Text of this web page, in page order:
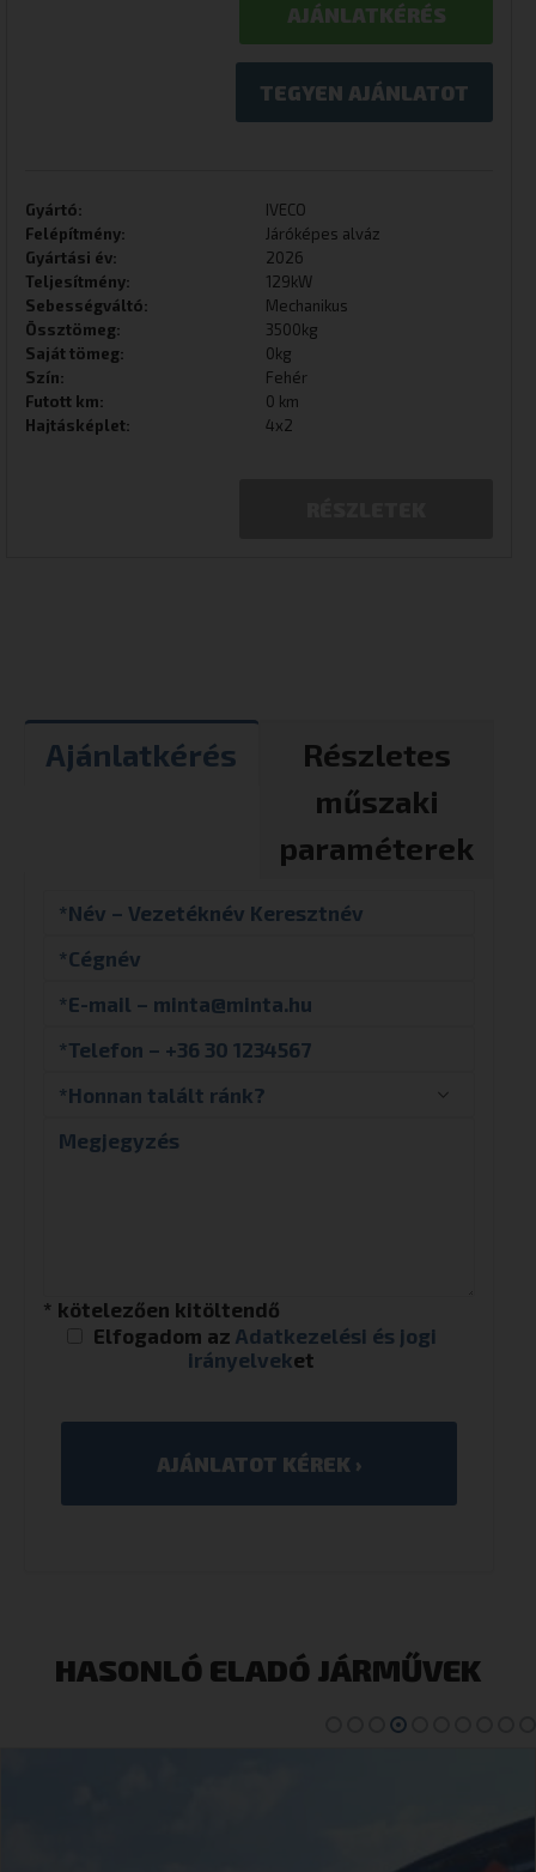
AJÁNLATKÉRÉS
TEGYEN AJÁNLATOT
Gyártó:
IVECO
Felépítmény:
Járóképes alváz
Gyártási év:
2026
Teljesítmény:
129kW
Sebességváltó:
Mechanikus
Össztömeg:
3500kg
Saját tömeg:
0kg
Szín:
Fehér
Futott km:
0 km
Hajtásképlet:
4x2
Ajánlatkérés
Részletes
műszaki
paraméterek
* kötelezően kitöltendő
Elfogadom az Adatkezelési és jogi
irányelveket
HASONLÓ ELADÓ JÁRMŰVEK